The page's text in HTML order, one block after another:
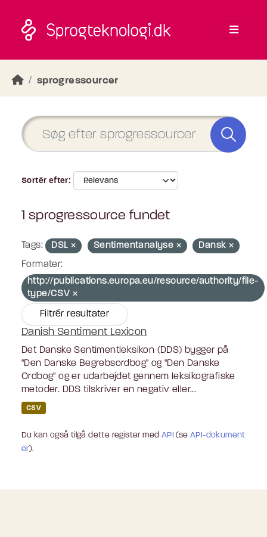
sprogressourcer
Sortér efter
1 sprogressource fundet
Tags: DSL Sentimentanalyse
Dansk
Formater:
http://publications.europa.eu/resource/authority/file-
type/CSV
Filtrér resultater
Danish Sentiment Lexicon
Det Danske Sentimentleksikon (DDS) bygger på
"Den Danske Begrebsordbog" og "Den Danske
Ordbog" og er udarbejdet gennem leksikografiske
metoder. DDS tilskriver en negativ eller...
CSV
Du kan også tilgå dette register med API (seAPI-dokument
er).